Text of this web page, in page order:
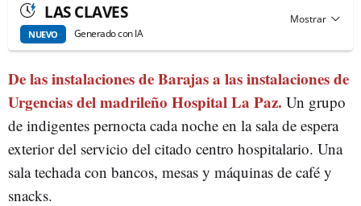
LAS CLAVES
NUEVO Generado con IA
De las instalaciones de Barajas a las instalaciones de
Urgencias del madrileño Hospital La Paz. Un grupo
de indigentes pernocta cada noche en la sala de espera
exterior del servicio del citado centro hospitalario. Una
sala techada con bancos, mesas y máquinas de café y
snacks.